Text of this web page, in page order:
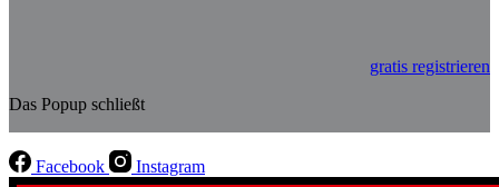
gratis registrieren
Das Popup schließt
Facebook Instagram